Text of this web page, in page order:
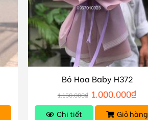
Bó Hoa Baby H372
1.150.000₫ 1.000.000₫
Chi tiết Giỏ hàng